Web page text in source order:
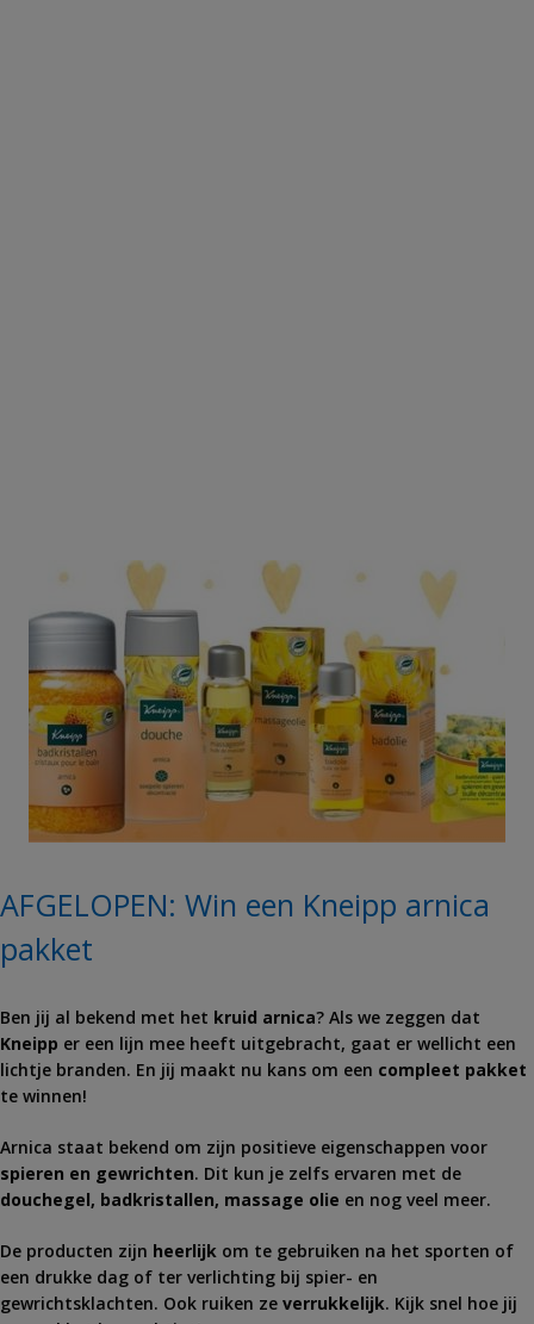
AFGELOPEN: Win een Kneipp arnica
pakket
Ben jij al bekend met het kruid arnica? Als we zeggen dat
Kneipp er een lijn mee heeft uitgebracht, gaat er wellicht een
lichtje branden. En jij maakt nu kans om een compleet pakket
te winnen!
Arnica staat bekend om zijn positieve eigenschappen voor
spieren en gewrichten. Dit kun je zelfs ervaren met de
douchegel, badkristallen, massage olie en nog veel meer.
De producten zijn heerlijk om te gebruiken na het sporten of
een drukke dag of ter verlichting bij spier- en
gewrichtsklachten. Ook ruiken ze verrukkelijk. Kijk snel hoe jij